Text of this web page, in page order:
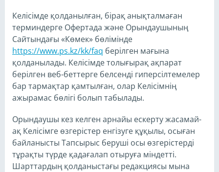
Келісімде қолданылған, бірақ анықталмаған
терминдерге Офертада және Орындаушының
Сайтындағы «Көмек» бөлімінде
https://www.ps.kz/kk/faq берілген мағына
қолданылады. Келісімде толығырақ ақпарат
берілген веб-беттерге белсенді гиперсілтемелер
бар тармақтар қамтылған, олар Келісімнің
ажырамас бөлігі болып табылады.
Орындаушы кез келген арнайы ескерту жасамай-
ақ Келісімге өзгерістер енгізуге құқылы, осыған
байланысты Тапсырыс беруші осы өзгерістерді
тұрақты түрде қадағалап отыруға міндетті.
Шарттардың қолданыстағы редакциясы мына